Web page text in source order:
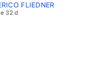
FLIEDNER
32 d